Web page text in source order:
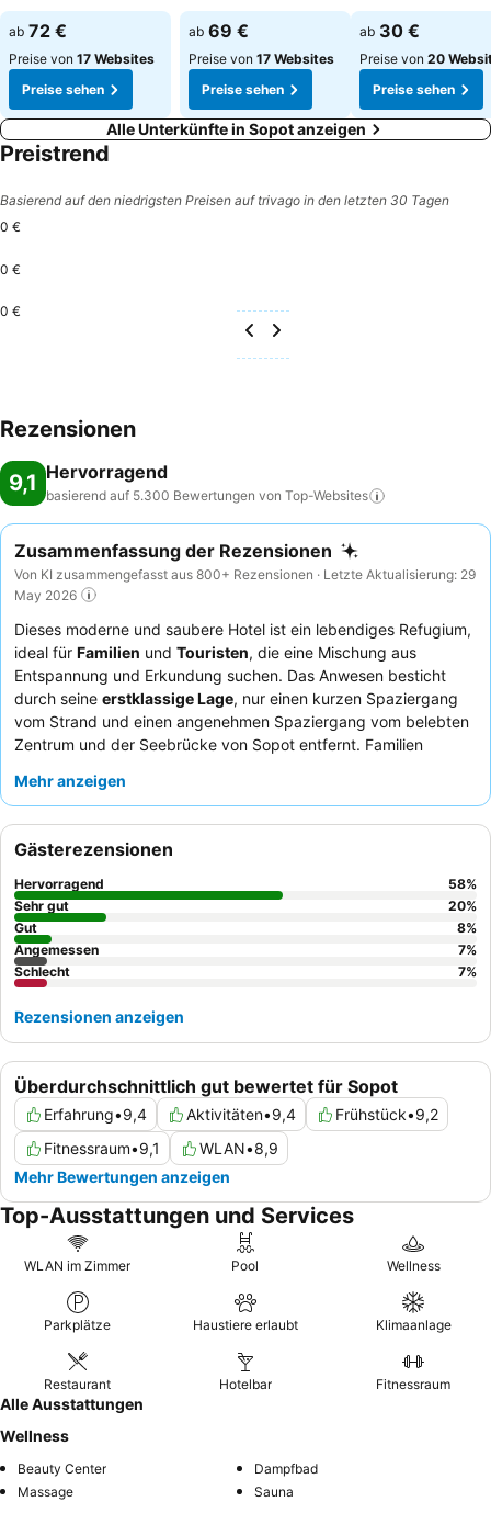
ab 72 €
Preise von 17 Websites
Preise sehen
ab 69 €
Preise von 17 Websites
Preise sehen
ab 30 €
Preise von 20
Preise sehen
Alle Unterkünfte in Sopot anzeigen
Preistrend
Basierend auf den niedrigsten Preisen auf trivago in den letzten 30 Tagen
0 €
0 €
0 €
Rezensionen
9,1 Hervorragend
basierend auf 5.300 Bewertungen von Top-Websites
Zusammenfassung der Rezensionen
Von KI zusammengefasst aus 800+ Rezensionen · Letzte Aktualisierung: 29
May 2026
Dieses moderne und saubere Hotel ist ein lebendiges Refugium,
ideal für Familien und Touristen, die eine Mischung aus
Entspannung und Erkundung suchen. Das Anwesen besticht
durch seine erstklassige Lage, nur einen kurzen Spaziergang
vom Strand und einen angenehmen Spaziergang vom belebten
Zentrum und der Seebrücke von Sopot entfernt. Familien
die speziellen Kinderbecken zu schätzen wissen. Die Gäste
die außergewöhnliche Vielfalt und Qualität des
Frühstücksbuffets. Für ein wirklich entspannendes Erlebnis
sollten Sie ein Zimmer mit
buchen, um
eine ruhige Atmosphäre zu genießen.
Mehr anzeigen
Überdurchschnittlich gut bewertet für Sopot
Erfahrung•9,4 Aktivitäten•9,4 Frühstück•9,2
Fitnessraum•9,1 WLAN•8,9
Mehr Bewertungen anzeigen
Gästerezensionen
Hervorragend 58%
Sehr gut
20%
Gut
8%
Angemessen
7%
Schlecht
7%
Rezensionen anzeigen
Top-Ausstattungen und Services
WLAN im Zimmer Pool Wellness
Parkplätze Haustiere erlaubt Klimaanlage
Restaurant Hotelbar Fitnessraum
Alle Ausstattungen
Wellness
Beauty Center
Dampfbad
Massage
Sauna